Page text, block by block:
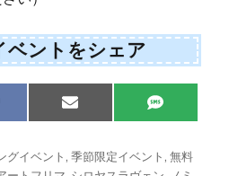
ベントをシェア
Share
on
E
m
i
l
Share
on
S
M
グイベント ,季節限定イベント ,無料